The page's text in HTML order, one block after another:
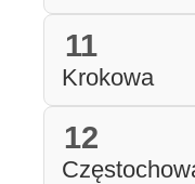
11
Krokowa
12